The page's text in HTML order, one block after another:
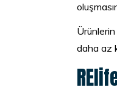
daha az